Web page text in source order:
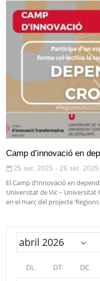
Camp d’innovació en
25 set. 2025 - 26 set. 2025
El Camp d’Innovació en
Universitat de Vic – Universitat
en el marc del projecte
DL DT DC